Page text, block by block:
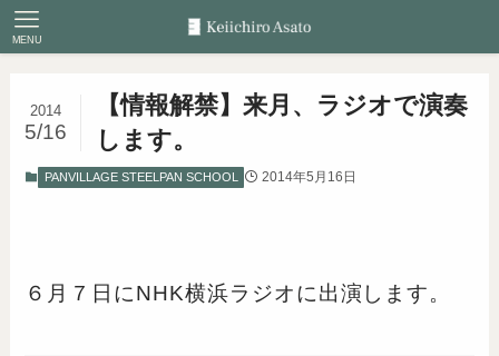
MENU
【情報解禁】来月、ラジオで演奏
します。
2014
5/16
PANVILLAGE STEELPAN SCHOOL 2014年5月16日
６月７日にNHK横浜ラジオに出演します。